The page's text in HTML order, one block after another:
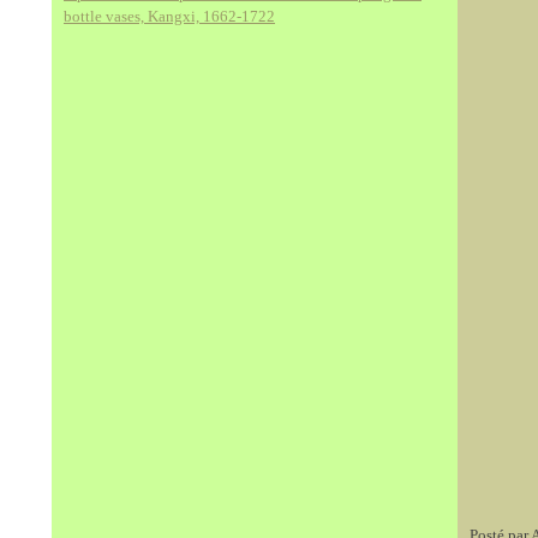
bottle vases, Kangxi, 1662-1722